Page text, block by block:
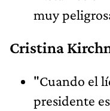
muy
Cristina
"Cuando el
presidente